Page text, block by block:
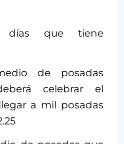
días que tiene
de posadas
celebrar el
a mil posadas